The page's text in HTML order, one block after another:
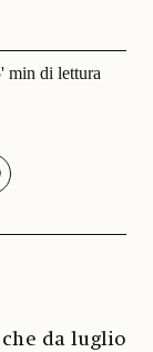
min di lettura
che da luglio